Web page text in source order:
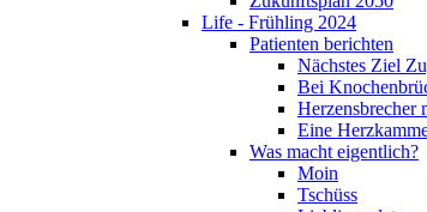
Life - Frühling 2024
Patienten berichten
Nächstes Ziel
Bei
Herzensbrecher
Eine
Was macht eigentlich?
Moin
Tschüss